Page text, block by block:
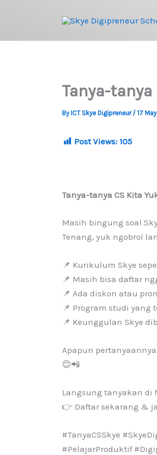
Tanya-tanya
By ICT Skye Digipreneur / 17
Post Views: 105
Tanya-tanya CS Kita
Masih bingung soal
Tenang, yuk ngobrol
📌 Kurikulum Skye
📌 Masih bisa daftar
📌 Ada diskon atau
📌 Program studi yang
📌 Keunggulan Skye
Apapun
😊📲
Langsung tanyakan di
👉 Daftar sekarang &
#TanyaCSSkye
#PelajarProduktif